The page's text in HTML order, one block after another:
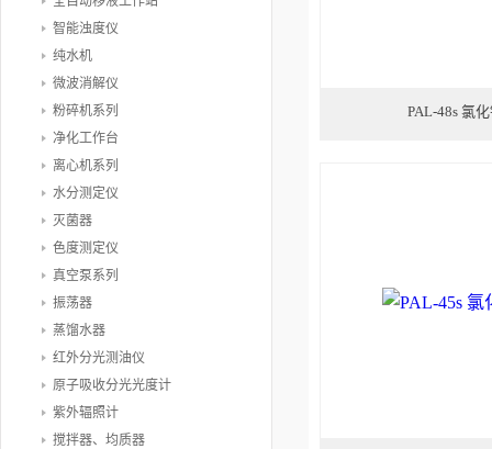
智能浊度仪
纯水机
微波消解仪
粉碎机系列
净化工作台
离心机系列
水分测定仪
灭菌器
色度测定仪
真空泵系列
振荡器
蒸馏水器
红外分光测油仪
原子吸收分光光度计
紫外辐照计
搅拌器、均质器
PAL-48s 氯